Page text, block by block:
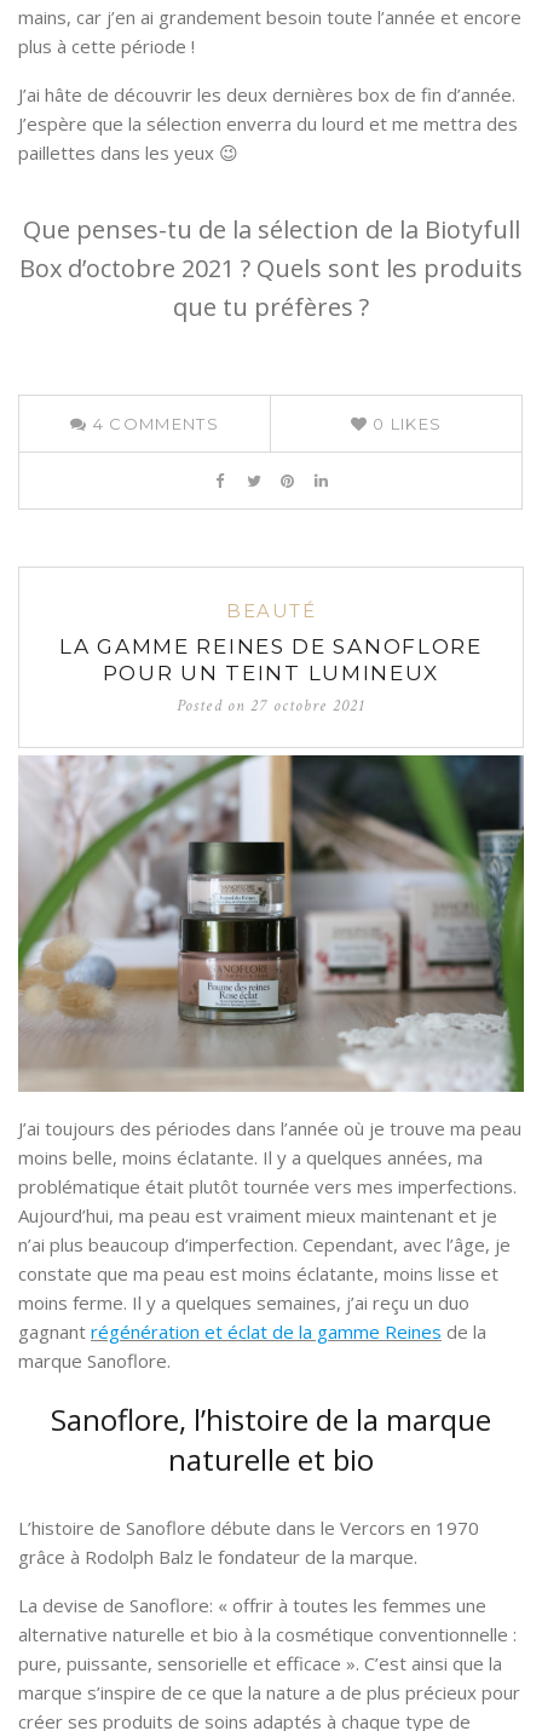
mains, car j’en ai grandement besoin toute l’année et encore
plus à cette période !
J’ai hâte de découvrir les deux dernières box de fin d’année.
J’espère que la sélection enverra du lourd et me mettra des
paillettes dans les yeux 😉
Que penses-tu de la sélection de la Biotyfull
Box d’octobre 2021 ? Quels sont les produits
que tu préfères ?
4 COMMENTS 0 LIKES
BEAUTÉ
LA GAMME REINES DE SANOFLORE
POUR UN TEINT LUMINEUX
Posted on27 octobre 2021
J’ai toujours des périodes dans l’année où je trouve ma peau
moins belle, moins éclatante. Il y a quelques années, ma
problématique était plutôt tournée vers mes imperfections.
Aujourd’hui, ma peau est vraiment mieux maintenant et je
n’ai plus beaucoup d’imperfection. Cependant, avec l’âge, je
constate que ma peau est moins éclatante, moins lisse et
moins ferme. Il y a quelques semaines, j’ai reçu un duo
gagnant régénération et éclat de la gamme Reines de la
marque Sanoflore.
Sanoflore, l’histoire de la marque
naturelle et bio
L’histoire de Sanoflore débute dans le Vercors en 1970
grâce à Rodolph Balz le fondateur de la marque.
La devise de Sanoflore: « offrir à toutes les femmes une
alternative naturelle et bio à la cosmétique conventionnelle :
pure, puissante, sensorielle et efficace ». C’est ainsi que la
marque s’inspire de ce que la nature a de plus précieux pour
créer ses produits de soins adaptés à chaque type de